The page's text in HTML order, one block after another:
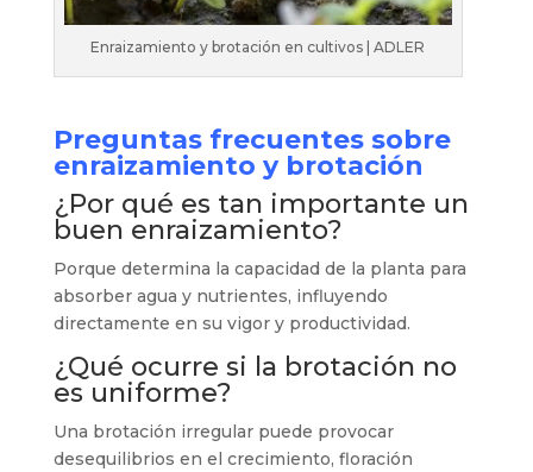
Enraizamiento y brotación en cultivos | ADLER
Preguntas frecuentes sobre
enraizamiento y brotación
¿Por qué es tan importante un
buen enraizamiento?
Porque determina la capacidad de la planta para
absorber agua y nutrientes, influyendo
directamente en su vigor y productividad.
¿Qué ocurre si la brotación no
es uniforme?
Una brotación irregular puede provocar
desequilibrios en el crecimiento, floración